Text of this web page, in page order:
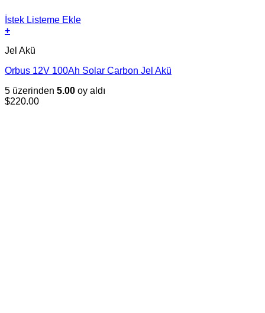
İstek Listeme Ekle
+
Jel Akü
Orbus 12V 100Ah Solar Carbon Jel Akü
5 üzerinden 5.00 oy aldı
$220.00